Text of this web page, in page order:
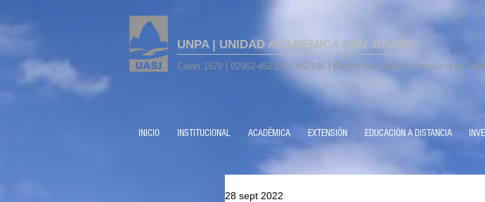
UNPA | UNIDAD ACADÉMICA SAN JULIÁN
Colón 1570 | 02962-452319 / 452186 | Puerto San Julián | Provincia de
INICIO INSTITUCIONAL ACADÉMICA EXTENSIÓN EDUCACIÓN A DISTANCIA
28 sept 2022